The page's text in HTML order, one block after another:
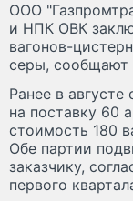
ООО
и НПК ОВК
вагонов-
серы, сообщают
Ранее в
на поставку 60
стоимость 180
Обе партии
заказчику,
первого